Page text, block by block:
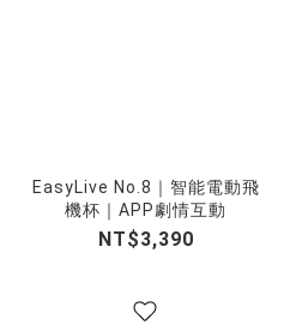
EasyLive No.8｜智能電動飛
機杯｜APP劇情互動
NT$3,390